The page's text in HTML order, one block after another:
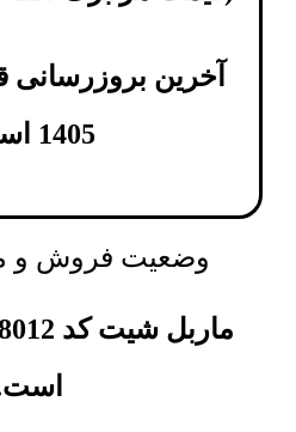
1405 است.
وضعیت فروش و